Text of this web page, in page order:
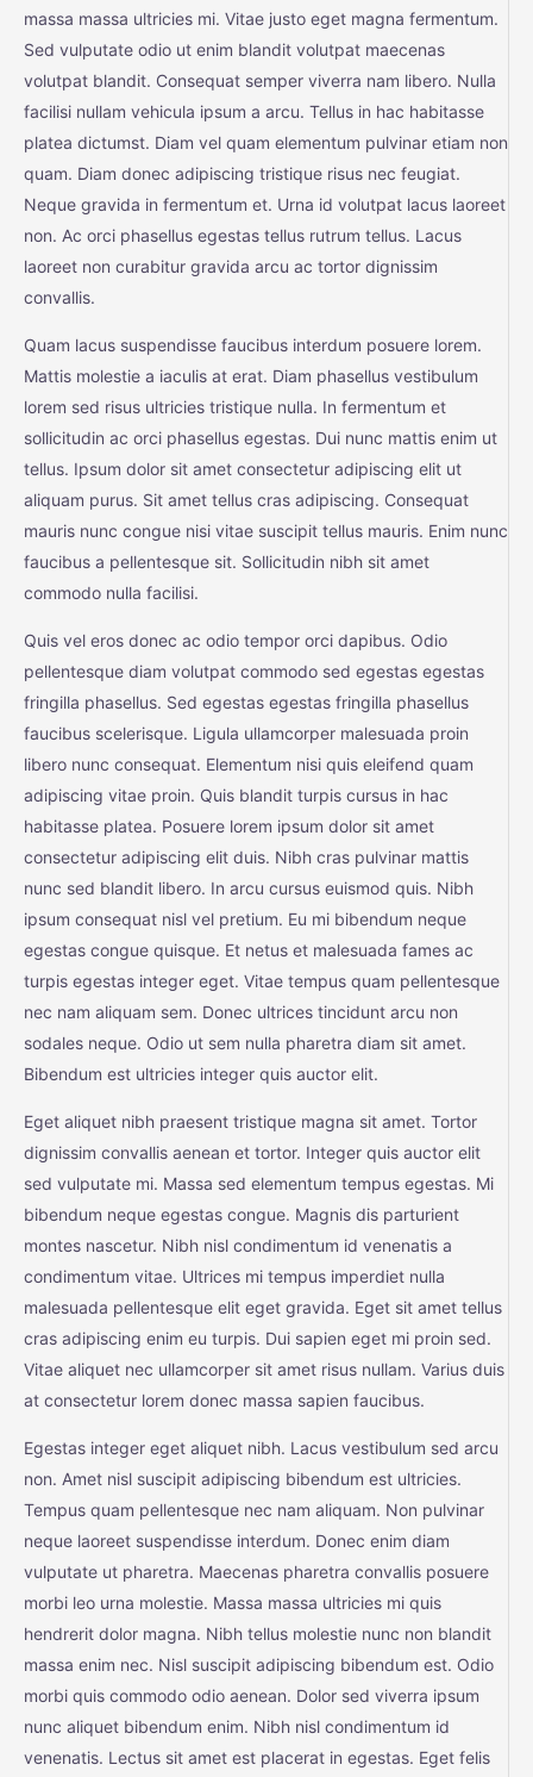
massa massa ultricies mi. Vitae justo eget magna fermentum.
Sed vulputate odio ut enim blandit volutpat maecenas
volutpat blandit. Consequat semper viverra nam libero. Nulla
facilisi nullam vehicula ipsum a arcu. Tellus in hac habitasse
platea dictumst. Diam vel quam elementum pulvinar etiam non
quam. Diam donec adipiscing tristique risus nec feugiat.
Neque gravida in fermentum et. Urna id volutpat lacus laoreet
non. Ac orci phasellus egestas tellus rutrum tellus. Lacus
laoreet non curabitur gravida arcu ac tortor dignissim
convallis.
Quam lacus suspendisse faucibus interdum posuere lorem.
Mattis molestie a iaculis at erat. Diam phasellus vestibulum
lorem sed risus ultricies tristique nulla. In fermentum et
sollicitudin ac orci phasellus egestas. Dui nunc mattis enim ut
tellus. Ipsum dolor sit amet consectetur adipiscing elit ut
aliquam purus. Sit amet tellus cras adipiscing. Consequat
mauris nunc congue nisi vitae suscipit tellus mauris. Enim nunc
faucibus a pellentesque sit. Sollicitudin nibh sit amet
commodo nulla facilisi.
Quis vel eros donec ac odio tempor orci dapibus. Odio
pellentesque diam volutpat commodo sed egestas egestas
fringilla phasellus. Sed egestas egestas fringilla phasellus
faucibus scelerisque. Ligula ullamcorper malesuada proin
libero nunc consequat. Elementum nisi quis eleifend quam
adipiscing vitae proin. Quis blandit turpis cursus in hac
habitasse platea. Posuere lorem ipsum dolor sit amet
consectetur adipiscing elit duis. Nibh cras pulvinar mattis
nunc sed blandit libero. In arcu cursus euismod quis. Nibh
ipsum consequat nisl vel pretium. Eu mi bibendum neque
egestas congue quisque. Et netus et malesuada fames ac
turpis egestas integer eget. Vitae tempus quam pellentesque
nec nam aliquam sem. Donec ultrices tincidunt arcu non
sodales neque. Odio ut sem nulla pharetra diam sit amet.
Bibendum est ultricies integer quis auctor elit.
Eget aliquet nibh praesent tristique magna sit amet. Tortor
dignissim convallis aenean et tortor. Integer quis auctor elit
sed vulputate mi. Massa sed elementum tempus egestas. Mi
bibendum neque egestas congue. Magnis dis parturient
montes nascetur. Nibh nisl condimentum id venenatis a
condimentum vitae. Ultrices mi tempus imperdiet nulla
malesuada pellentesque elit eget gravida. Eget sit amet tellus
cras adipiscing enim eu turpis. Dui sapien eget mi proin sed.
Vitae aliquet nec ullamcorper sit amet risus nullam. Varius duis
at consectetur lorem donec massa sapien faucibus.
Egestas integer eget aliquet nibh. Lacus vestibulum sed arcu
non. Amet nisl suscipit adipiscing bibendum est ultricies.
Tempus quam pellentesque nec nam aliquam. Non pulvinar
neque laoreet suspendisse interdum. Donec enim diam
vulputate ut pharetra. Maecenas pharetra convallis posuere
morbi leo urna molestie. Massa massa ultricies mi quis
hendrerit dolor magna. Nibh tellus molestie nunc non blandit
massa enim nec. Nisl suscipit adipiscing bibendum est. Odio
morbi quis commodo odio aenean. Dolor sed viverra ipsum
nunc aliquet bibendum enim. Nibh nisl condimentum id
venenatis. Lectus sit amet est placerat in egestas. Eget felis